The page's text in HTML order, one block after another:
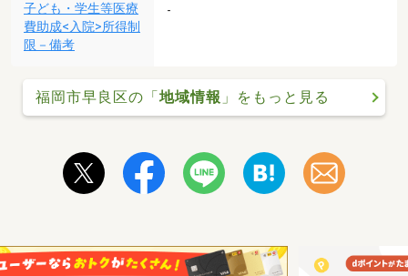
子ども・学生等医療
費助成<入院>所得制
限－備考
-
福岡市早良区の「地域情報 」をもっと見る